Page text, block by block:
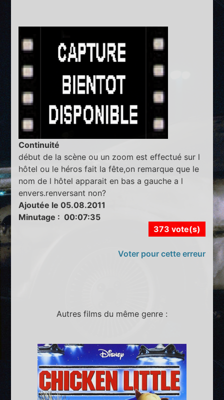
Continuité
début de la scène ou un zoom est effectué sur l
hôtel ou le héros fait la fête,on remarque que le
nom de l hôtel apparait en bas a gauche a l
envers.renversant non?
Ajoutée le 05.08.2011
Minutage : 00:07:35
373 vote(s)
Voter pour cette erreur
Autres films du même genre :